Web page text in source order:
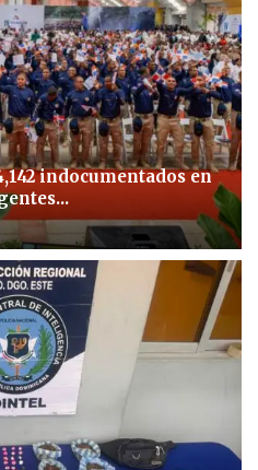
indocumentados en